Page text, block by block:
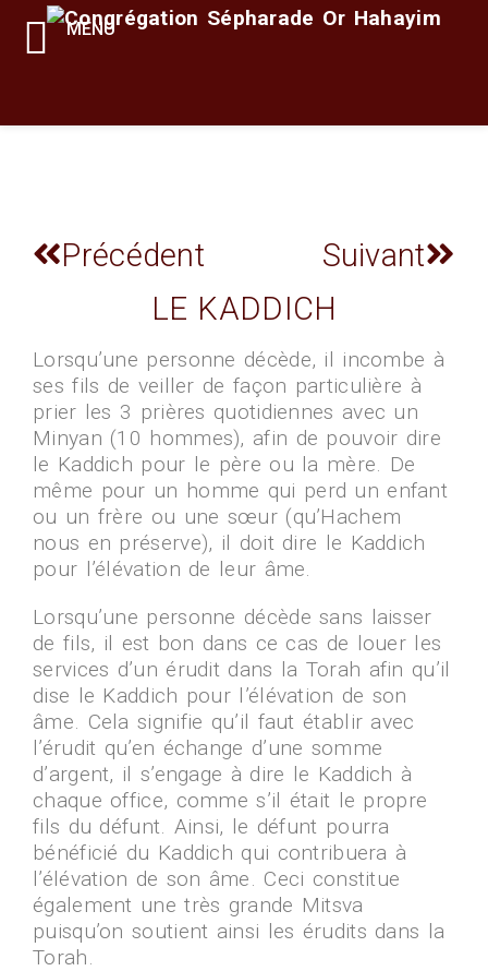
Précédent
Suivant
LE KADDICH
Lorsqu’une personne décède, il incombe à
ses fils de veiller de façon particulière à
prier les 3 prières quotidiennes avec un
Minyan (10 hommes), afin de pouvoir dire
le Kaddich pour le père ou la mère. De
même pour un homme qui perd un enfant
ou un frère ou une sœur (qu’Hachem
nous en préserve), il doit dire le Kaddich
pour l’élévation de leur âme.
Lorsqu’une personne décède sans laisser
de fils, il est bon dans ce cas de louer les
services d’un érudit dans la Torah afin qu’il
dise le Kaddich pour l’élévation de son
âme. Cela signifie qu’il faut établir avec
l’érudit qu’en échange d’une somme
d’argent, il s’engage à dire le Kaddich à
chaque office, comme s’il était le propre
fils du défunt. Ainsi, le défunt pourra
bénéficié du Kaddich qui contribuera à
l’élévation de son âme. Ceci constitue
également une très grande Mitsva
puisqu’on soutient ainsi les érudits dans la
Torah.
MENU